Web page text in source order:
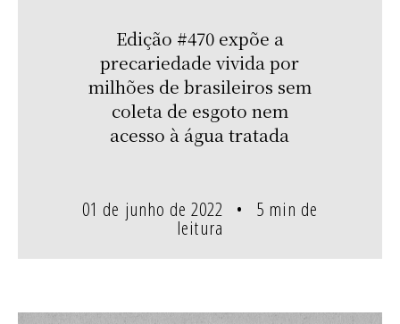
Edição #470 expõe a
precariedade vivida por
milhões de brasileiros sem
coleta de esgoto nem
acesso à água tratada
01 de junho de 2022 5 min de
leitura